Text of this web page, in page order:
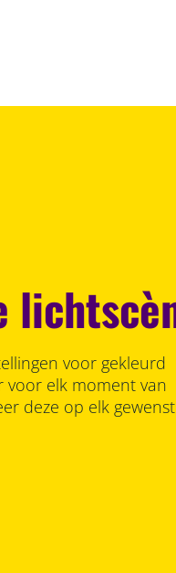
voor gekleurd
voor elk moment van
deze op elk gewenst